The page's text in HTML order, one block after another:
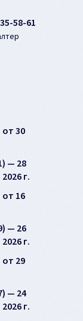
35-58-61
30
— 28
г.
16
— 26
г.
29
— 24
г.